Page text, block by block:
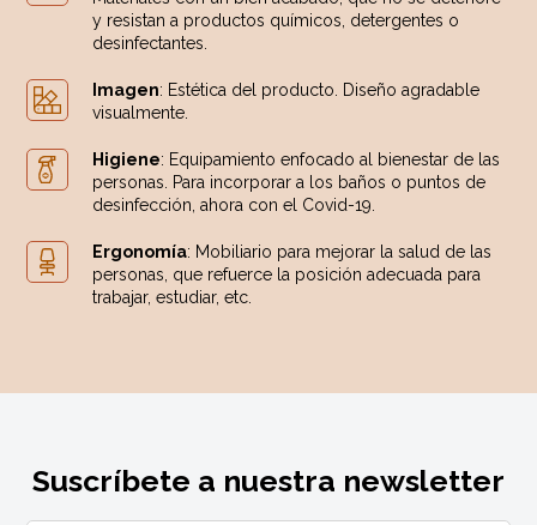
y resistan a productos químicos, detergentes o
desinfectantes.
Imagen: Estética del producto. Diseño agradable
visualmente.
Higiene: Equipamiento enfocado al bienestar de las
personas. Para incorporar a los baños o puntos de
desinfección, ahora con el Covid-19.
Ergonomía: Mobiliario para mejorar la salud de las
personas, que refuerce la posición adecuada para
trabajar, estudiar, etc.
Suscríbete a nuestra newsletter